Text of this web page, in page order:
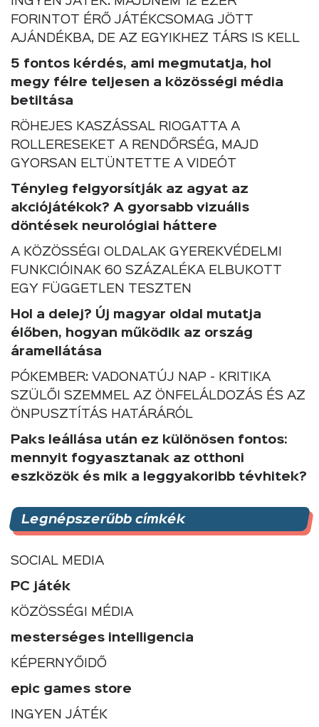
FORINTOT ÉRŐ JÁTÉKCSOMAG JÖTT
AJÁNDÉKBA, DE AZ EGYIKHEZ TÁRS IS KELL
5 fontos kérdés, ami megmutatja, hol
megy félre teljesen a közösségi média
betiltása
RÖHEJES KASZÁSSAL RIOGATTA A
ROLLERESEKET A RENDŐRSÉG, MAJD
GYORSAN ELTÜNTETTE A VIDEÓT
Tényleg felgyorsítják az agyat az
akciójátékok? A gyorsabb vizuális
döntések neurológiai háttere
A KÖZÖSSÉGI OLDALAK GYEREKVÉDELMI
FUNKCIÓINAK 60 SZÁZALÉKA ELBUKOTT
EGY FÜGGETLEN TESZTEN
Hol a delej? Új magyar oldal mutatja
élőben, hogyan működik az ország
áramellátása
PÓKEMBER: VADONATÚJ NAP - KRITIKA
SZÜLŐI SZEMMEL AZ ÖNFELÁLDOZÁS ÉS AZ
ÖNPUSZTÍTÁS HATÁRÁRÓL
Paks leállása után ez különösen fontos:
mennyit fogyasztanak az otthoni
eszközök és mik a leggyakoribb tévhitek?
Legnépszerűbb címkék
SOCIAL MEDIA
PC játék
KÖZÖSSÉGI MÉDIA
mesterséges intelligencia
KÉPERNYŐIDŐ
epic games store
INGYEN JÁTÉK